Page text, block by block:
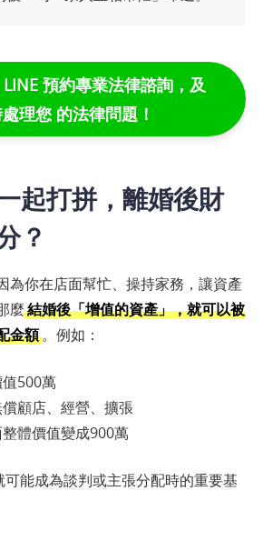
預約專業法律諮詢，及
理您 的法律問題！
起打拼，離婚後財
？
為你在店面幫忙、操持家務，讓資產
麼結婚後「增值的資產」，就可以被
金額。例如：
500萬
顧店、經營、擴張
體價值變成900萬
能成為談判或主張分配時的重要基